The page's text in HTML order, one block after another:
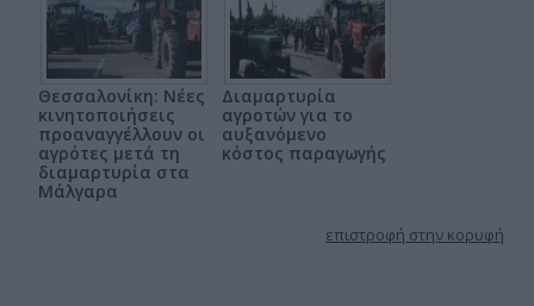
Θεσσαλονίκη: Νέες
κινητοποιήσεις
προαναγγέλλουν οι
αγρότες μετά τη
διαμαρτυρία στα
Μάλγαρα
Διαμαρτυρία
αγροτών για το
αυξανόμενο
κόστος παραγωγής
επιστροφή στην κορυφή